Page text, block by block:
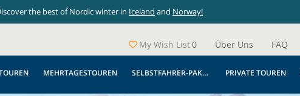
the best of Nordic winter in Iceland and Norway!
My Wish List0 Über Uns FAQ
MEHRTAGESTOUREN SELBSTFAHRER-PAKETE PRIVATE TOUREN